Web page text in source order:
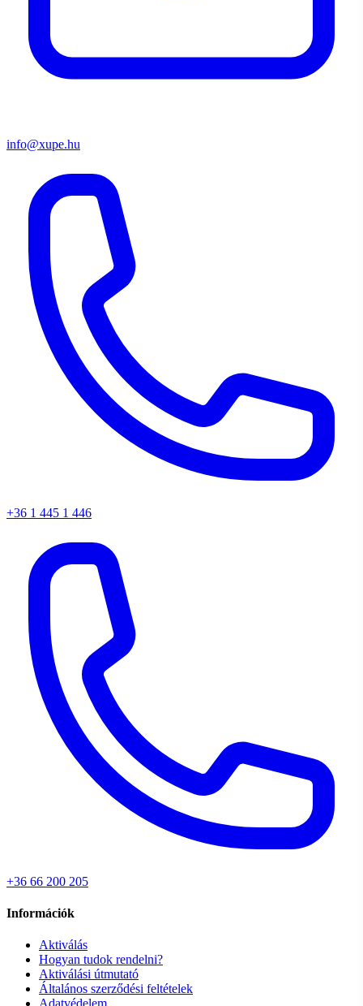
info@xupe.hu
+36 1 445 1 446
+36 66 200 205
Információk
Aktiválás
Hogyan tudok rendelni?
Aktiválási útmutató
Általános szerződési feltételek